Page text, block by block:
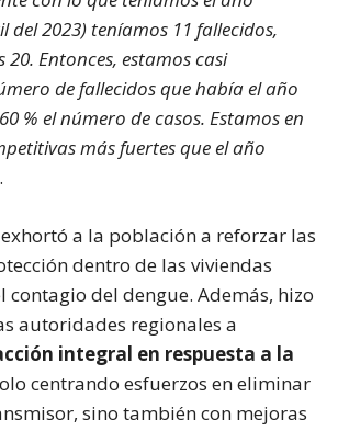
del 2023) teníamos 11 fallecidos,
Entonces, estamos casi
de fallecidos que había el año
% el número de casos. Estamos en
más fuertes que el año
exhortó a la población a reforzar las
dentro de las viviendas
contagio del dengue. Además, hizo
autoridades regionales a
integral en respuesta a la
centrando esfuerzos en eliminar
sino también con mejoras